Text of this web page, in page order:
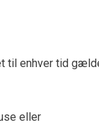
til enhver tid
eller